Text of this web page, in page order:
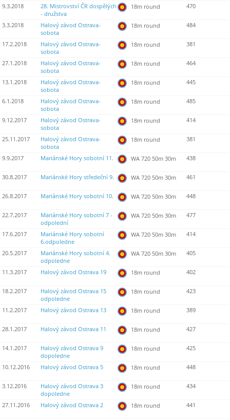
9.3.2018
28. Mistrovství ČR dospělých
- družstva
18m round 470
3.3.2018
Halový závod Ostrava-
sobota
18m round 484
17.2.2018
Halový závod Ostrava-
sobota
18m round 381
27.1.2018
Halový závod Ostrava-
sobota
18m round 464
13.1.2018
Halový závod Ostrava-
sobota
18m round 445
6.1.2018
Halový závod Ostrava-
sobota
18m round 485
9.12.2017
Halový závod Ostrava-
sobota
18m round 414
25.11.2017
Halový závod Ostrava-
sobota
18m round 381
9.9.2017 Mariánské Hory sobotní 11. WA 720 50m 30m 438
30.8.2017 Mariánské Hory středeční 9. WA 720 50m 30m 461
26.8.2017 Mariánské Hory sobotní 10. WA 720 50m 30m 448
22.7.2017
Mariánské Hory sobotní 7 -
odpolední
WA 720 50m 30m 477
17.6.2017
Mariánské Hory sobotní
6.odpoledne
WA 720 50m 30m 414
20.5.2017
Mariánské Hory sobotní 4.
odpoledne
WA 720 50m 30m 405
11.3.2017 Halový závod Ostrava 19 18m round 402
18.2.2017
Halový závod Ostrava 15
odpoledne
18m round 423
11.2.2017 Halový závod Ostrava 13 18m round 389
28.1.2017 Halový závod Ostrava 11 18m round 427
14.1.2017
Halový závod Ostrava 9
dopoledne
18m round 425
10.12.2016 Halový závod Ostrava 5 18m round 448
3.12.2016
Halový závod Ostrava 3
dopoledne
18m round 434
27.11.2016 Halový závod Ostrava 2 18m round 441